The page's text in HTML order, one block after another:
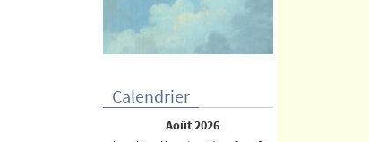
Calendrier
août 2026